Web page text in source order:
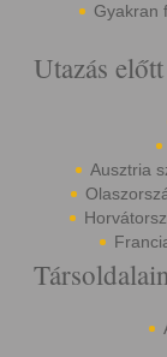
Gyakran
Utazás
Ausztria